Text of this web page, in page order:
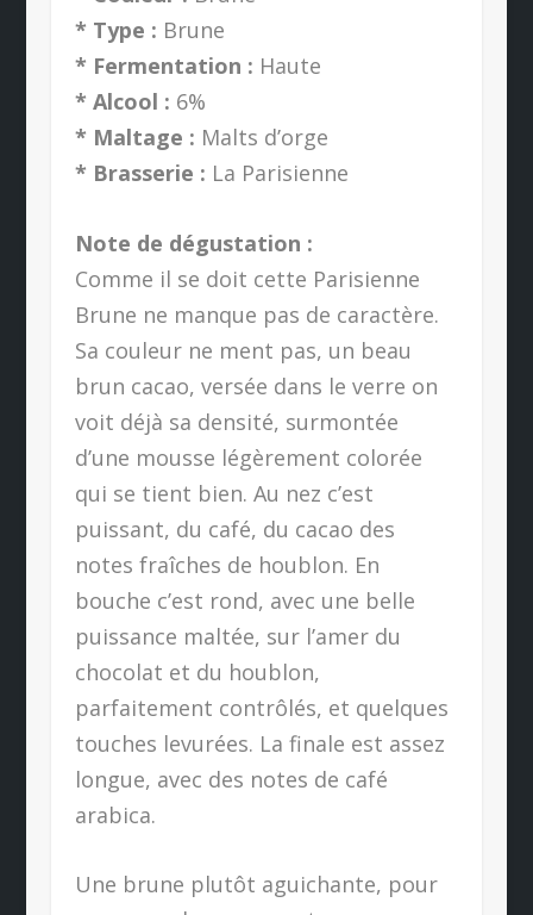
* Type : Brune
* Fermentation : Haute
* Alcool : 6%
* Maltage : Malts d’orge
* Brasserie : La Parisienne
Note de dégustation :
Comme il se doit cette Parisienne
Brune ne manque pas de caractère.
Sa couleur ne ment pas, un beau
brun cacao, versée dans le verre on
voit déjà sa densité, surmontée
d’une mousse légèrement colorée
qui se tient bien. Au nez c’est
puissant, du café, du cacao des
notes fraîches de houblon. En
bouche c’est rond, avec une belle
puissance maltée, sur l’amer du
chocolat et du houblon,
parfaitement contrôlés, et quelques
touches levurées. La finale est assez
longue, avec des notes de café
arabica.
Une brune plutôt aguichante, pour